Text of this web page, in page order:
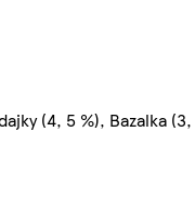
(4, 5 %), Bazalka